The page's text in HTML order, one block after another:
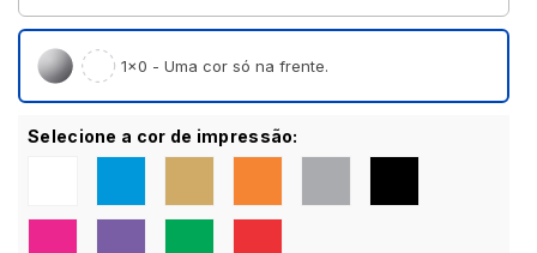
1×0 - Uma cor só na frente.
Selecione a cor de impressão: